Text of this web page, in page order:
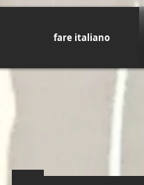
fare italiano